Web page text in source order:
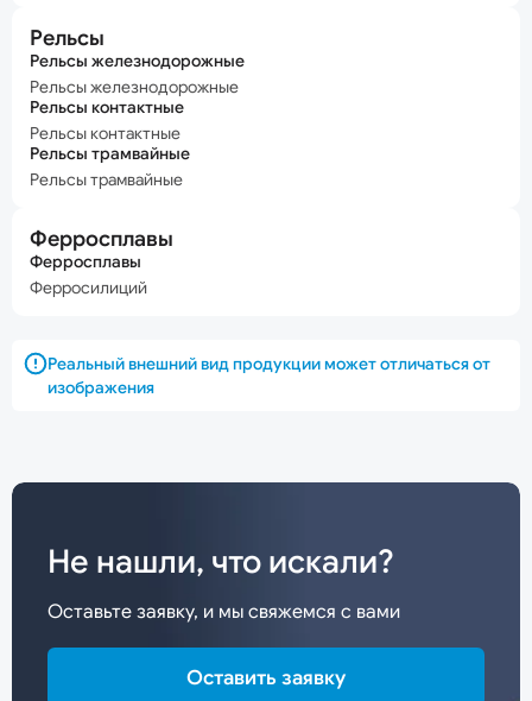
Рельсы
Рельсы железнодорожные
Рельсы железнодорожные
Рельсы контактные
Рельсы контактные
Рельсы трамвайные
Рельсы трамвайные
Ферросплавы
Ферросплавы
Ферросилиций
Реальный внешний вид продукции может отличаться от
изображения
Не нашли, что искали?
Оставьте заявку, и мы свяжемся с вами
Оставить заявку